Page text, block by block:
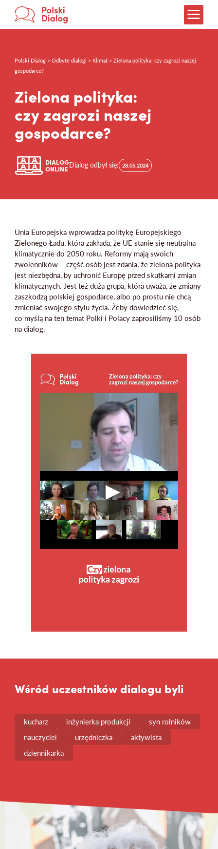
Weź udział!
O dialogach
O treningach
Co wynika z dialogów?
Mapa strony
Polski Dialog > Odbyte dialogi > Klimat > Zielona polityka: czy zagrozi naszej
gospodarce?
Zielona polityka:
czy zagrozi naszej
gospodarce?
DIALOG
ONLINEDialog odbył się: 28.05.2024
Unia Europejska wprowadza politykę Europejskiego
Zielonego Ładu, która zakłada, że UE stanie się neutralna
klimatycznie do 2050 roku. Reformy mają swoich
zwolenników – część osób jest zdania, że zielona polityka
jest niezbędna, by uchronić Europę przed skutkami zmian
klimatycznych. Jest też duża grupa, która uważa, że zmiany
zaszkodzą polskiej gospodarce, albo po prostu nie chcą
zmieniać swojego stylu życia. Żeby dowiedzieć się,
co myślą na ten temat Polki i Polacy zaprosiliśmy 10 osób
na dialog.
Wśród uczestników dialogu byli
kucharz inżynierka produkcji
syn rolników
nauczyciel
urzędniczka
aktywista
dziennikarka